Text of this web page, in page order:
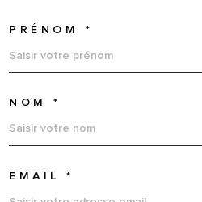
PRÉNOM *
NOM *
EMAIL *